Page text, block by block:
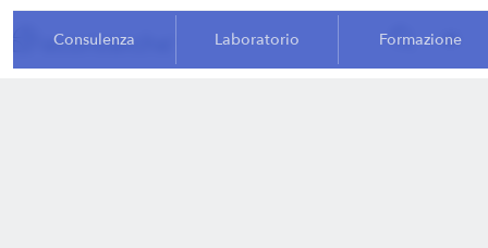
Consulenza Laboratorio Formazione